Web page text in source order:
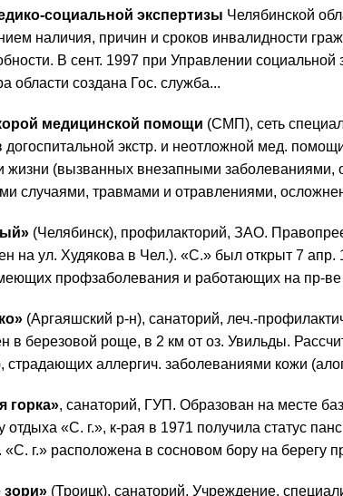
социальной экспертизы Челябинской
наличия, причин и сроков инвалидности
В сент. 1997 при Управлении
области создана Гос. служба...
медицинской помощи (СМП), сеть
догоспитальной экстр. и неотложной мед.
жизни (вызванных внезапными заболеваниями,
случаями, травмами и отравлениями,
(Челябинск), профилакторий, ЗАО.
на ул. Худякова в Чел.). «С.» был открыт 7 апр.
профзаболевания и работающих на пр-ве
(Аргаяшский р-н), санаторий, леч.-
в березовой роще, в 2 км от оз. Увильды.
страдающих аллергич. заболеваниями кожи
горка», санаторий, ГУП. Образован на месте
отдыха «С. г.», к-рая в 1971 получила статус
«С. г.» расположена в сосновом бору на берегу
(Троицк), санаторий. Учреждение,